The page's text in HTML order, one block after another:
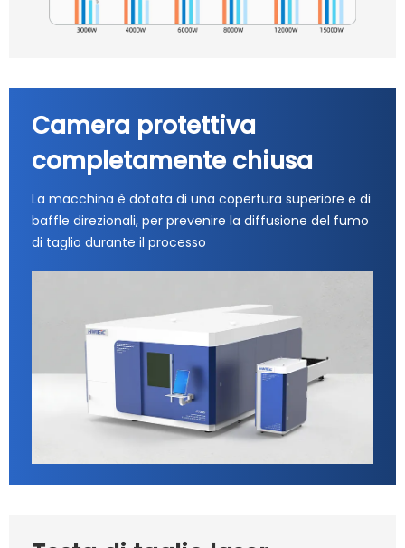
Camera protettiva
completamente chiusa
La macchina è dotata di una copertura superiore e di
baffle direzionali, per prevenire la diffusione del fumo
di taglio durante il processo